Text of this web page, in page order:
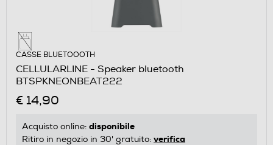
CASSE BLUETOOOTH
CELLULARLINE - Speaker bluetooth
BTSPKNEONBEAT222
€ 14,90
Acquisto online: disponibile
Ritiro in negozio in 30' gratuito: verifica